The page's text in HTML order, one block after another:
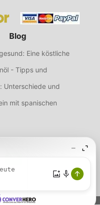
Blog
Eine köstliche
- Tipps und
Unterschiede und
mit spanischen